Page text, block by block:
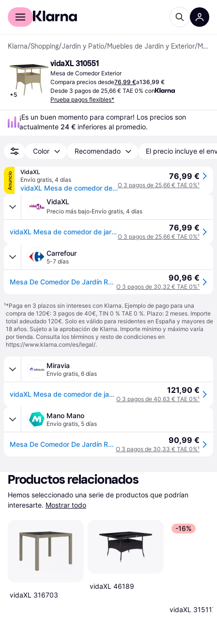
Comprar con Klarna
Klarna/Shopping/Jardín y Patio/Muebles de Jardín y Exterior/ Mesas de Comedor Exterior
+5
vidaXL 310551
Mesa de Comedor Exterior
Compara precios desde76,99 €a136,99 €
Desde 3 pagos de 25,66 € TAE 0% con
Prueba pagos flexibles*
¡Es un buen momento para comprar! Los precios son
actualmente 24 € inferiores al promedio.
Color Recomendado El precio incluye el
Anuncio
VidaXL
Envío gratis, 4 días
vidaXL Mesa de comedor de jardín ratán sintético y vidrio marrón - Marrón
76,99 €
O 3 pagos de 25,66 € TAE 0%¹
VidaXL
Precio más bajo·Envío gratis, 4 días
vidaXL Mesa de comedor de jardín ratán sintético y vidrio marrón - Marrón 76,99 €
O 3 pagos de 25,66 € TAE 0%¹
Carrefour
5-7 días
Mesa De Comedor De Jardín Ratán Sintético Y Vidrio Beige Vidaxl 90,96 €
O 3 pagos de 30,32 € TAE 0%¹
¹*Paga en 3 plazos sin intereses con Klarna. Ejemplo de pago para una
compra de 120€: 3 pagos de 40€, TIN 0 % TAE 0 %. Plazo: 2 meses. Importe
total adeudado 120€. Solo es válido para residentes en España y mayores de
18 años. Sujeto a la aprobación de Klarna. Importe mínimo y máximo varía
por tienda. Consulta los términos y resto de condiciones en
https://www.klarna.com/es/legal/.
Miravia
Envío gratis, 6 días
vidaXL Mesa de comedor de jardín ratán sintético madera acacia negra en color Negro y marrón/Negro/Gris y más | estructura resistente ideal para salón dormitorio o estudio 121,90 €
O 3 pagos de 40,63 € TAE 0%¹
Mano Mano
Envío gratis, 5 días
Mesa De Comedor De Jardín Ratán Sintético Y Vidrio Beige Vidaxl 90,99 €
O 3 pagos de 30,33 € TAE 0%¹
Productos relacionados
Hemos seleccionado una serie de productos que podrían
interesarte. Mostrar todo
vidaXL 316703
vidaXL 46189
-16%
vidaXL 315117